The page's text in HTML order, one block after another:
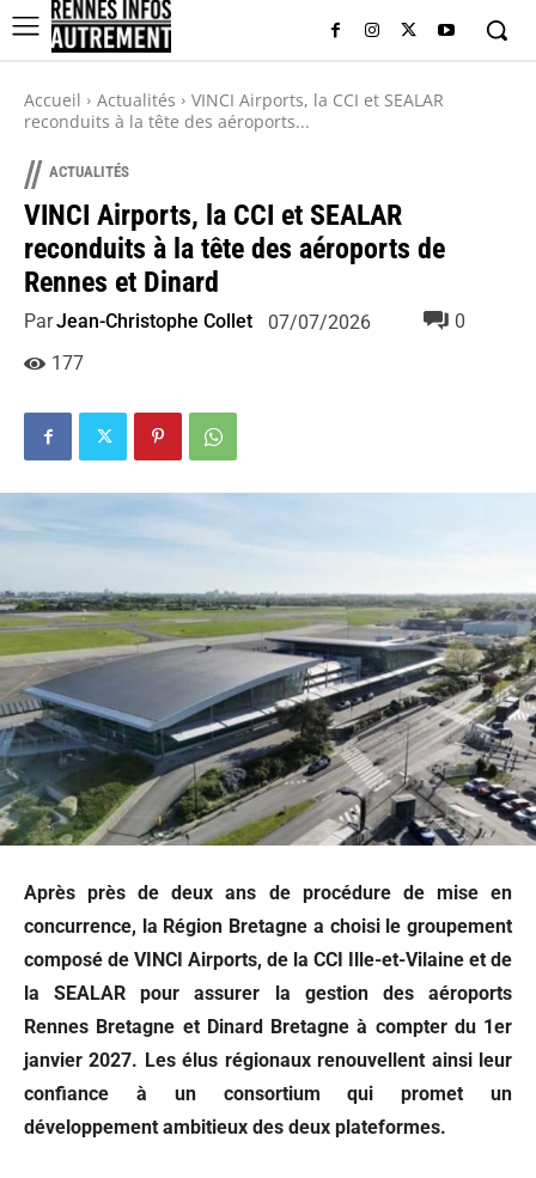
Accueil Actualités
VINCI Airports, la CCI et SEALAR
reconduits à la tête des aéroports...
// ACTUALITÉS
VINCI Airports, la CCI et SEALAR
reconduits à la tête des aéroports de
Rennes et Dinard
ParJean-Christophe Collet 07/07/2026
0
177
Après près de deux ans de procédure de mise en
concurrence, la Région Bretagne a choisi le groupement
composé de VINCI Airports, de la CCI Ille-et-Vilaine et de
la SEALAR pour assurer la gestion des aéroports
Rennes Bretagne et Dinard Bretagne à compter du 1er
janvier 2027. Les élus régionaux renouvellent ainsi leur
confiance à un consortium qui promet un
développement ambitieux des deux plateformes.